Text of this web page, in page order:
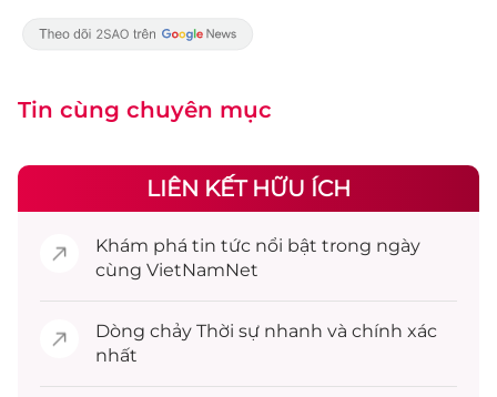
Tin cùng chuyên mục
LIÊN KẾT HỮU ÍCH
Khám phá tin tức nổi bật trong ngày
cùng VietNamNet
Dòng chảy Thời sự nhanh và chính xác
nhất